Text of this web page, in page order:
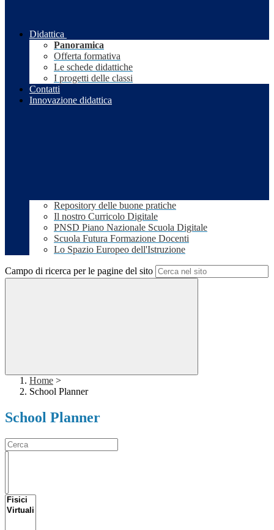
Didattica
Panoramica
Offerta formativa
Le schede didattiche
I progetti delle classi
Contatti
Innovazione didattica
Repository delle buone pratiche
Il nostro Curricolo Digitale
PNSD Piano Nazionale Scuola Digitale
Scuola Futura Formazione Docenti
Lo Spazio Europeo dell'Istruzione
Campo di ricerca per le pagine del sito
Home >
School Planner
School Planner